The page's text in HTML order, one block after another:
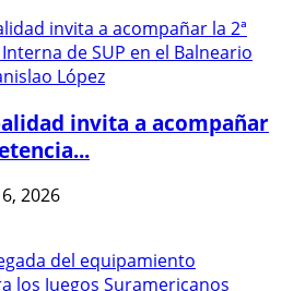
invita a acompañar
2026